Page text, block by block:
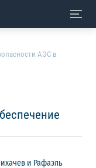
АЭС в
и Рафаэль